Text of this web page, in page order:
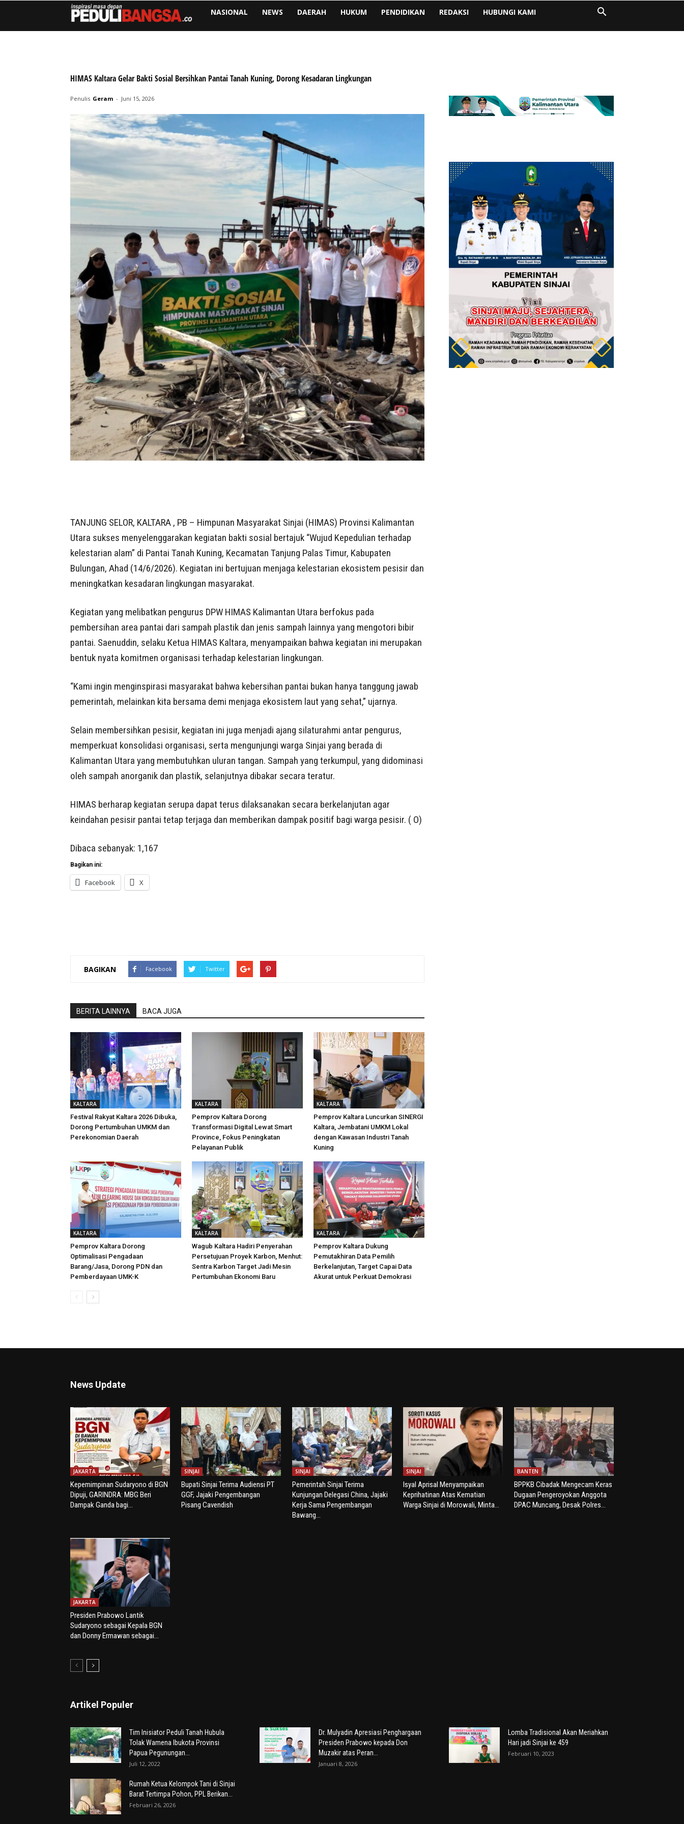
NASIONAL NEWS DAERAH HUKUM PENDIDIKAN REDAKSI HUBUNGI KAMI
HIMAS Kaltara Gelar Bakti Sosial Bersihkan Pantai Tanah Kuning, Dorong Kesadaran Lingkungan
Penulis Geram - Juni 15, 2026
TANJUNG SELOR, KALTARA , PB – Himpunan Masyarakat Sinjai (HIMAS) Provinsi Kalimantan
Utara sukses menyelenggarakan kegiatan bakti sosial bertajuk “Wujud Kepedulian terhadap
kelestarian alam” di Pantai Tanah Kuning, Kecamatan Tanjung Palas Timur, Kabupaten
Bulungan, Ahad (14/6/2026). Kegiatan ini bertujuan menjaga kelestarian ekosistem pesisir dan
meningkatkan kesadaran lingkungan masyarakat.
Kegiatan yang melibatkan pengurus DPW HIMAS Kalimantan Utara berfokus pada
pembersihan area pantai dari sampah plastik dan jenis sampah lainnya yang mengotori bibir
pantai. Saenuddin, selaku Ketua HIMAS Kaltara, menyampaikan bahwa kegiatan ini merupakan
bentuk nyata komitmen organisasi terhadap kelestarian lingkungan.
“Kami ingin menginspirasi masyarakat bahwa kebersihan pantai bukan hanya tanggung jawab
pemerintah, melainkan kita bersama demi menjaga ekosistem laut yang sehat,” ujarnya.
Selain membersihkan pesisir, kegiatan ini juga menjadi ajang silaturahmi antar pengurus,
memperkuat konsolidasi organisasi, serta mengunjungi warga Sinjai yang berada di
Kalimantan Utara yang membutuhkan uluran tangan. Sampah yang terkumpul, yang didominasi
oleh sampah anorganik dan plastik, selanjutnya dibakar secara teratur.
HIMAS berharap kegiatan serupa dapat terus dilaksanakan secara berkelanjutan agar
keindahan pesisir pantai tetap terjaga dan memberikan dampak positif bagi warga pesisir. ( O)
Dibaca sebanyak: 1,167
Bagikan ini:
Facebook X
BAGIKAN Facebook Twitter
BERITA LAINNYA BACA JUGA
KALTARA
Festival Rakyat Kaltara 2026 Dibuka,
Dorong Pertumbuhan UMKM dan
Perekonomian Daerah
KALTARA
Pemprov Kaltara Dorong
Transformasi Digital Lewat Smart
Province, Fokus Peningkatan
Pelayanan Publik
KALTARA
Pemprov Kaltara Luncurkan SINERGI
Kaltara, Jembatani UMKM Lokal
dengan Kawasan Industri Tanah
Kuning
KALTARA
Pemprov Kaltara Dorong
Optimalisasi Pengadaan
Barang/Jasa, Dorong PDN dan
Pemberdayaan UMK-K
KALTARA
Wagub Kaltara Hadiri Penyerahan
Persetujuan Proyek Karbon, Menhut:
Sentra Karbon Target Jadi Mesin
Pertumbuhan Ekonomi Baru
KALTARA
Pemprov Kaltara Dukung
Pemutakhiran Data Pemilih
Berkelanjutan, Target Capai Data
Akurat untuk Perkuat Demokrasi
News Update
JAKARTA
Kepemimpinan Sudaryono di BGN
Dipuji, GARINDRA: MBG Beri
Dampak Ganda bagi...
SINJAI
Bupati Sinjai Terima Audiensi PT
GGF, Jajaki Pengembangan
Pisang Cavendish
SINJAI
Pemerintah Sinjai Terima
Kunjungan Delegasi China, Jajaki
Kerja Sama Pengembangan
Bawang...
SINJAI
Isyal Aprisal Menyampaikan
Keprihatinan Atas Kematian
Warga Sinjai di Morowali, Minta...
BANTEN
BPPKB Cibadak Mengecam Keras
Dugaan Pengeroyokan Anggota
DPAC Muncang, Desak Polres...
JAKARTA
Presiden Prabowo Lantik
Sudaryono sebagai Kepala BGN
dan Donny Ermawan sebagai...
Artikel Populer
Tim Inisiator Peduli Tanah Hubula
Tolak Wamena Ibukota Provinsi
Papua Pegunungan...
Juli 12, 2022
Dr. Mulyadin Apresiasi Penghargaan
Presiden Prabowo kepada Don
Muzakir atas Peran...
Januari 8, 2026
Lomba Tradisional Akan Meriahkan
Hari jadi Sinjai ke 459
Februari 10, 2023
Rumah Ketua Kelompok Tani di Sinjai
Barat Tertimpa Pohon, PPL Berikan...
Februari 26, 2026